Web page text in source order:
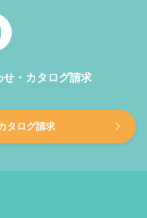
せ・カタログ請求
タログ請求